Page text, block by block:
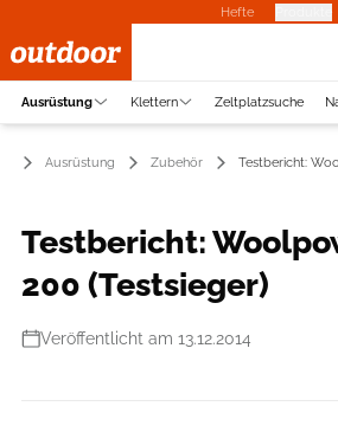
Hefte
Ausrüstung Klettern Zeltplatzsuche
Ausrüstung Zubehör Testbericht:
Testbericht:
200 (Testsieger)
Veröffentlicht am 13.12.2014